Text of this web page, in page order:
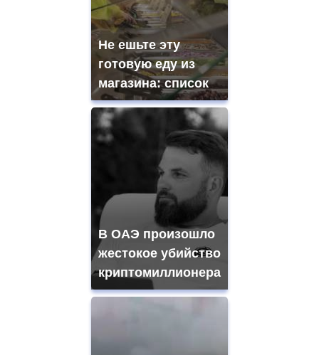
Не ешьте эту
готовую еду из
магазина: список
В ОАЭ произошло
жестокое убийство
криптомиллионера